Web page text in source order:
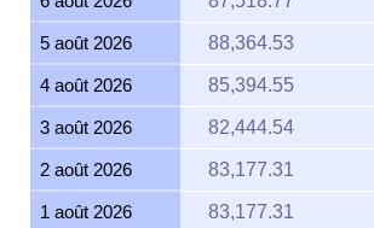
5 août 2026 88,364.53
4 août 2026 85,394.55
3 août 2026 82,444.54
2 août 2026 83,177.31
1 août 2026 83,177.31